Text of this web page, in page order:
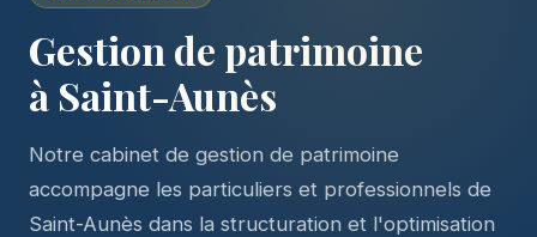
Gestion de patrimoine
à Saint-Aunès
Notre cabinet de gestion de patrimoine
accompagne les particuliers et professionnels de
Saint-Aunès dans la structuration et l'optimisation